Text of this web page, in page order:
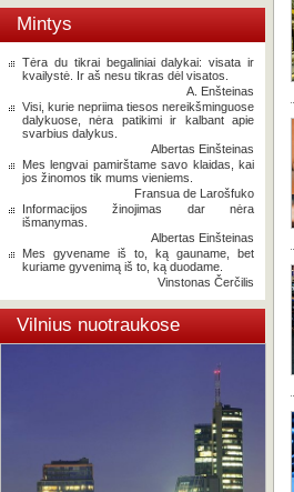
Mintys
Tėra du tikrai begaliniai dalykai: visata ir
kvailystė. Ir aš nesu tikras dėl visatos.
A. Enšteinas
Visi, kurie nepriima tiesos nereikšminguose
dalykuose, nėra patikimi ir kalbant apie
svarbius dalykus.
Albertas Einšteinas
Mes lengvai pamirštame savo klaidas, kai
jos žinomos tik mums vieniems.
Fransua de Larošfuko
Informacijos žinojimas dar nėra
išmanymas.
Albertas Einšteinas
Mes gyvename iš to, ką gauname, bet
kuriame gyvenimą iš to, ką duodame.
Vinstonas Čerčilis
Vilnius nuotraukose